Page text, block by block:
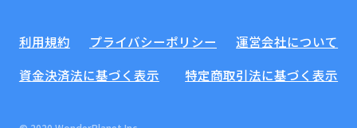
利用規約 プライバシーポリシー
運営会社について
資金決済法に基づく表示
特定商取引法に基づく表示